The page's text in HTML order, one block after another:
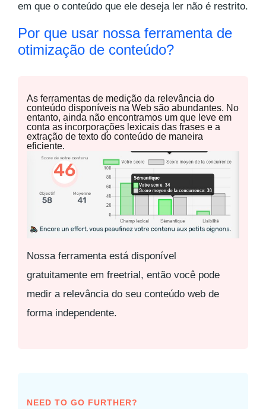
em que o conteúdo que ele deseja ler não é restrito.
Por que usar nossa ferramenta de
otimização de conteúdo?
As ferramentas de medição da relevância do
conteúdo disponíveis na Web são abundantes. No
entanto, ainda não encontramos um que leve em
conta as incorporações lexicais das frases e a
extração de texto do conteúdo de maneira
eficiente.
Nossa ferramenta está disponível
gratuitamente em freetrial, então você pode
medir a relevância do seu conteúdo web de
forma independente.
NEED TO GO FURTHER?